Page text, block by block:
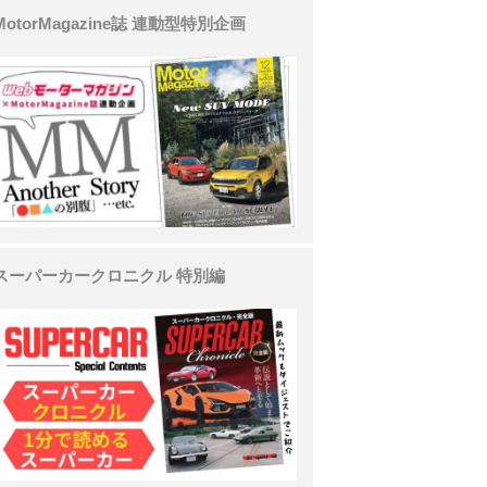
誌 連動型特別企画
ーパーカークロニクル 特別編